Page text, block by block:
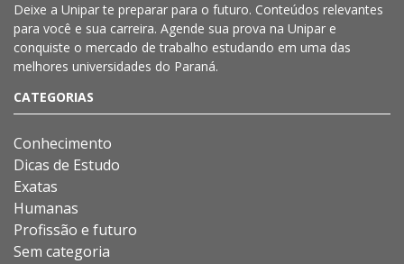
Deixe a Uniparte preparar para o futuro. Conteúdos relevantes
para você e sua carreira. Agende sua prova na Unipar e
conquiste o mercado de trabalho estudando em uma das
melhores universidades do Paraná.
CATEGORIAS
Conhecimento
Dicas de Estudo
Exatas
Humanas
Profissão e futuro
Sem categoria